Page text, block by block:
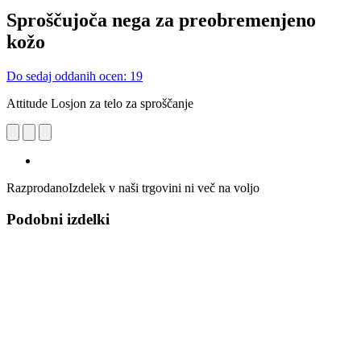
Sproščujoča nega za preobremenjeno
kožo
Do sedaj oddanih ocen: 19
Attitude Losjon za telo za sproščanje
RazprodanoIzdelek v naši trgovini ni več na voljo
Podobni izdelki